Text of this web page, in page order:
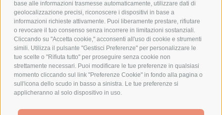
base alle informazioni trasmesse automaticamente, utilizzare dati di
geolocalizzazione precisi, riconoscere i dispositivi in base a
informazioni richieste attivamente. Puoi liberamente prestare, rifiutare
o revocare il tuo consenso senza incorrere in limitazioni sostanziali.
Cliccando su "Accetta cookie," acconsenti all'uso di cookie e strumenti
simili. Utilizza il pulsante "Gestisci Preferenze" per personalizzare le
tue scelte o "Rifiuta tutto" per proseguire senza cookie non
strettamente necessari. Puoi modificare le tue preferenze in qualsiasi
momento cliccando sul link "Preferenze Cookie" in fondo alla pagina o
sull'icona dello scudo in basso a sinistra. Le tue preferenze si
applicheranno al solo dispositivo in uso.
CONDOMINI
Bonifico
Bancario